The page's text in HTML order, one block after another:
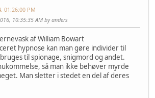
01:26:00 PM
10:35:35 AM by anders
af William Bowart
hypnose kan man gøre individer til
til spionage, snigmord og andet.
så man ikke behøver myrde
Man sletter i stedet en del af deres